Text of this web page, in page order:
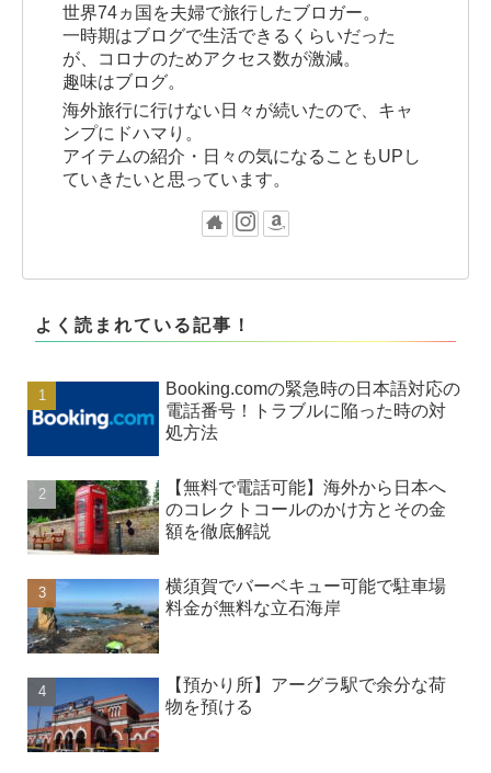
世界74ヵ国を夫婦で旅行したブロガー。
一時期はブログで生活できるくらいだった
が、コロナのためアクセス数が激減。
趣味はブログ。
海外旅行に行けない日々が続いたので、キャ
ンプにドハマり。
アイテムの紹介・日々の気になることもUPし
ていきたいと思っています。
よく読まれている記事！
Booking.comの緊急時の日本語対応の
電話番号！トラブルに陥った時の対
処方法
【無料で電話可能】海外から日本へ
のコレクトコールのかけ方とその金
額を徹底解説
横須賀でバーベキュー可能で駐車場
料金が無料な立石海岸
【預かり所】アーグラ駅で余分な荷
物を預ける